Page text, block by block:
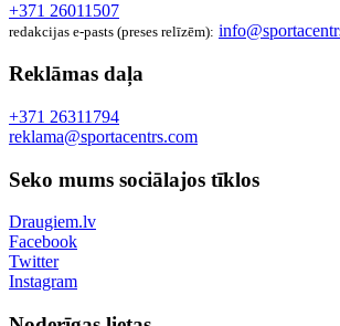
+371 26011507
redakcijas e-pasts (preses relīzēm):
Reklāmas daļa
+371 26311794
reklama@sportacentrs.com
Seko mums sociālajos tīklos
Draugiem.lv
Facebook
Twitter
Instagram